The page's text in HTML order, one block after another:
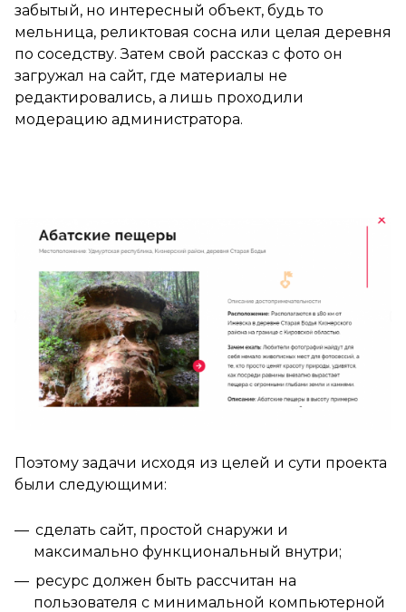
забытый, но интересный объект, будь то
мельница, реликтовая сосна или целая деревня
по соседству. Затем свой рассказ с фото он
загружал на сайт, где материалы не
редактировались, а лишь проходили
модерацию администратора.
Поэтому задачи исходя из целей и сути проекта
были следующими:
сделать сайт, простой снаружи и
максимально функциональный внутри;
ресурс должен быть рассчитан на
пользователя с минимальной компьютерной